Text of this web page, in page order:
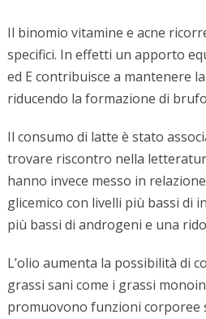
Il binomio vitamine e acne
specifici. In effetti un apporto
ed E contribuisce a mantenere
riducendo la formazione di
Il consumo di latte è stato
trovare riscontro nella
hanno invece messo in
glicemico con livelli più bassi di
più bassi di androgeni e una
L’olio aumenta la possibilità di
grassi sani come i grassi
promuovono funzioni corporee